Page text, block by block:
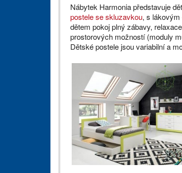
Nábytek Harmonia představuje
postele se skluzavkou, s
dětem pokoj plný zábavy,
prostorových možností (moduly
Dětské postele jsou variabilní a